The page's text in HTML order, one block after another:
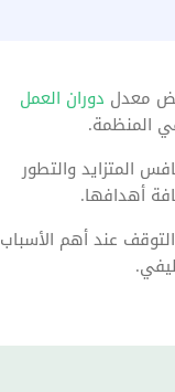
معدل دوران العمل
المنظمة.
المتزايد والتطور
أهدافها.
عند أهم الأسباب